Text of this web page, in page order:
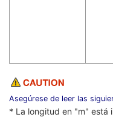
Asegúrese de leer las
* La longitud en "m" está